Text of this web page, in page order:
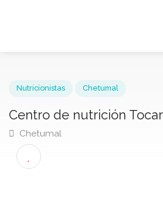
Centro de nutrición
Chetumal